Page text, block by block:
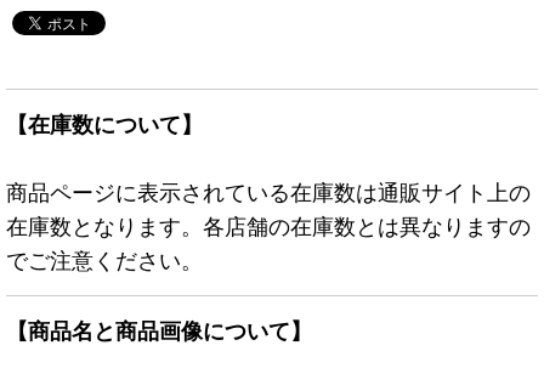
【在庫数について】
商品ページに表示されている在庫数は通販サイト上の
在庫数となります。各店舗の在庫数とは異なりますの
でご注意ください。
【商品名と商品画像について】